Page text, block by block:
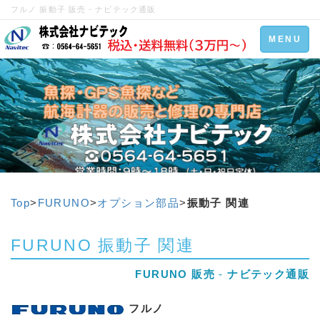
フルノ 振動子 販売 - ナビテック通販
Toggle
navigation
MENU
Top> FURUNO>オプション部品>振動子 関連
FURUNO 振動子 関連
FURUNO 販売 -ナビテック通販
フルノ